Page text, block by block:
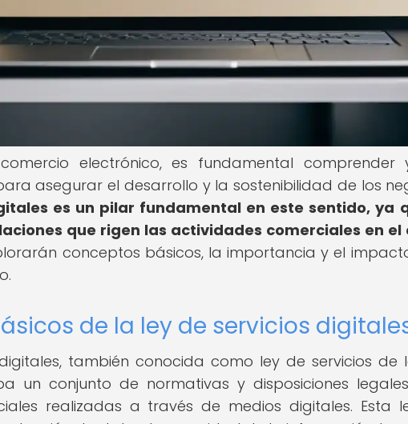
electrónico, es fundamental
asegurar el desarrollo y la sostenibilidad de los
es un pilar fundamental en este sentido, ya
que rigen las actividades comerciales en
conceptos básicos, la importancia y el
de la ley de servicios
también conocida como ley de servicios
un conjunto de normativas y disposiciones
realizadas a través de medios digitales. Esta